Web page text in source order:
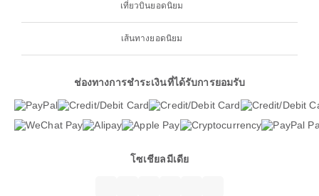
เที่ยวบินยอดนิยม
เส้นทางยอดนิยม
ช่องทางการชำระเงินที่ได้รับการยอมรับ
โซเชียลมีเดีย